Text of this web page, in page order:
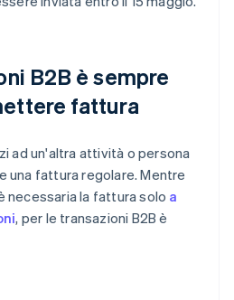
B2B è sempre
fattura
ad un'altra attività o persona
una fattura regolare. Mentre
necessaria la fattura solo a
, per le transazioni B2B è